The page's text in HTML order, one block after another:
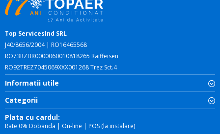
Top ServicesInd SRL
J40/8656/2004 | RO16465568
RO73RZBR0000060010818265 Raiffeisen
RO92TREZ7045069XXX001268 Trez Sct.4
Informatii utile
Categorii
Plata cu cardul:
Rate 0% Dobanda | On-line | POS (la instalare)